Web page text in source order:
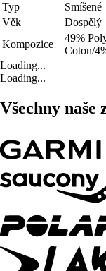
Typ
Smíšené
Věk
Dospělý
Kompozice
49%
Coton/
Loading...
Loading...
Všechny naše